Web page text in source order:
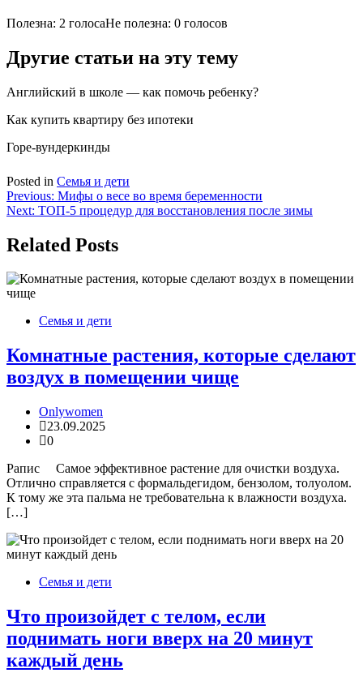
Полезна: 2 голосаНе полезна: 0 голосов
Другие статьи на эту тему
Английский в школе — как помочь ребенку?
Как купить квартиру без ипотеки
Горе-вундеркинды
Posted in Семья и дети
Навигация
по
записям
Previous: Мифы о весе во время беременности
Next: ТОП-5 процедур для восстановления после зимы
Related Posts
Семья и дети
Комнатные растения, которые сделают
воздух в помещении чище
Onlywomen
23.09.2025
0
Рапис Самое эффективное растение для очистки воздуха.
Отлично справляется с формальдегидом, бензолом, толуолом.
К тому же эта пальма не требовательна к влажности воздуха.
[…]
Семья и дети
Что произойдет с телом, если
поднимать ноги вверх на 20 минут
каждый день